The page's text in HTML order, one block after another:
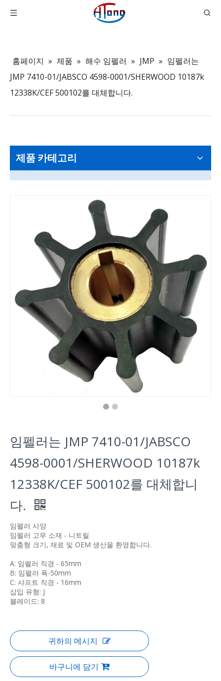
홈페이지 » 제품 » 해수 임펠러 » JMP » 임펠러는
JMP 7410-01/JABSCO 4598-0001/SHERWOOD 10187k
12338K/CEF 500102를 대체합니다.
제품 카테고리
임펠러는 JMP 7410-01/JABSCO
4598-0001/SHERWOOD 10187k
12338K/CEF 500102를 대체합니
다.
임펠러 사양
임펠러 고무 소재 - 니트릴
맞춤형 크기, 재료 및 OEM 생산을 환영합니다.
A: 임펠러 직경 - 65mm
B: 임펠러 폭-50mm
C: 샤프트 직경 - 16mm
삽입 유형: J
블레이드: 8
귀하의 메시지
바구니에 담기